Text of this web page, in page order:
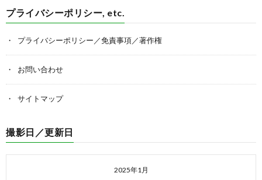
プライバシーポリシー, etc.
プライバシーポリシー／免責事項／著作権
お問い合わせ
サイトマップ
撮影日／更新日
2025年1月